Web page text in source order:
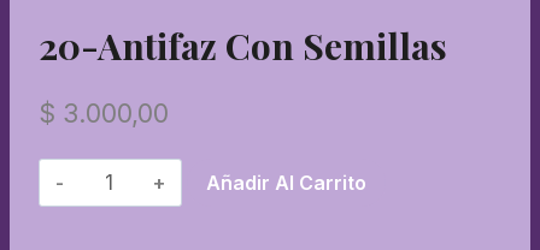
20-Antifaz Con Semillas
$ 3.000,00
20-
Antifaz
Añadir Al Carrito